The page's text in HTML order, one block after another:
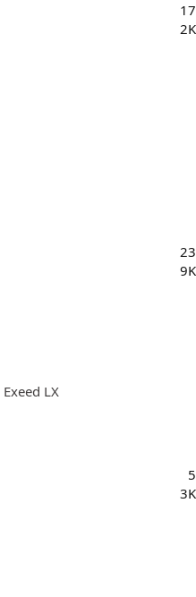
17
2K
23
9K
LX
5
3K